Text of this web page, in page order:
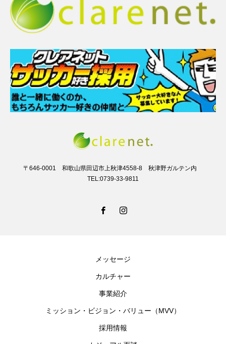
〒646-0001 和歌山県田辺市上秋津4558-8 秋津野ガルテン内
TEL:0739-33-9811
メッセージ
カルチャー
事業紹介
ミッション・ビジョン・バリュー（MVV）
採用情報